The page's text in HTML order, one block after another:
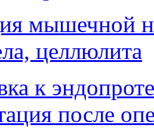
мышечной
целлюлита
к
после